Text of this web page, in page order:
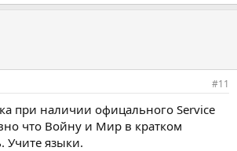
#11
при наличии офицального Service
что Войну и Мир в кратком
Учите языки.